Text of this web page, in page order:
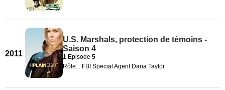
2011
U.S. Marshals, protection de témoins -
Saison 4
1 Episode 5
Rôle: . FBI Special Agent Dana Taylor